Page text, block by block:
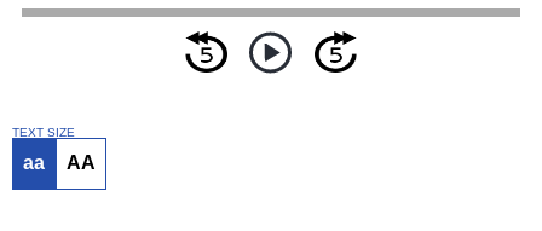
TEXT SIZE
aa AA